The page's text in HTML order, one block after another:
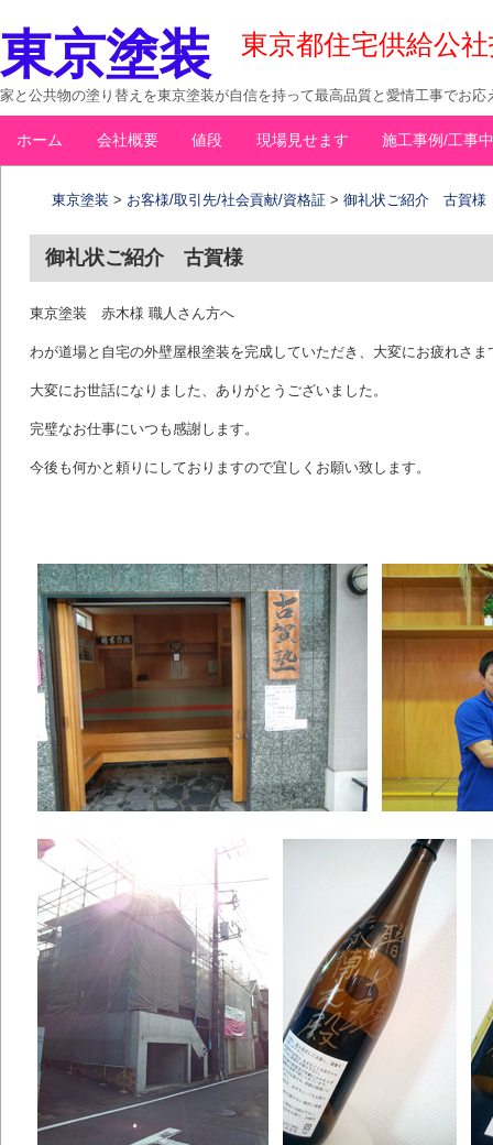
東京塗装
家と公共物の塗り替えを東京塗装が自信を持って最高品質と愛情工事でお
東京都住宅供給公
メインメニュー
コ
ホーム 会社概要 値段 現場見せます 施工事例/工事
東京塗装 > お客様/取引先/社会貢献/資格証 >御礼状ご紹介 古賀様
御礼状ご紹介 古賀様
東京塗装 赤木様 職人さん方へ
わが道場と自宅の外壁屋根塗装を完成していただき、大変にお疲れさま
大変にお世話になりました、ありがとうございました。
完璧なお仕事にいつも感謝します。
今後も何かと頼りにしておりますので宜しくお願い致します。